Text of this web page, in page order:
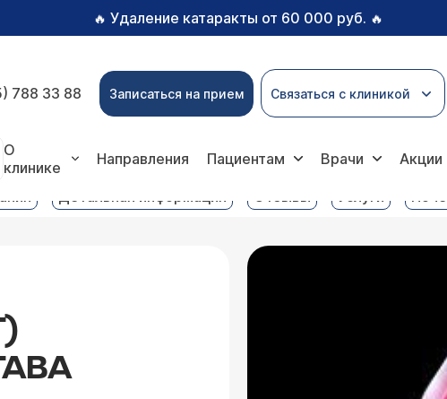
🔥 Удаление катаракты от 60 000 руб. 🔥
788 33 88 Записаться на прием Связаться с клиникой
О
клинике
Направления Пациентам Врачи Акции
Детальная информация Отзывы Услуги